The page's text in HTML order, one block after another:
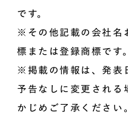
です。
※その他記載の会社名
標または登録商標です。
※掲載の情報は、発表
予告なしに変更される
かじめご了承ください